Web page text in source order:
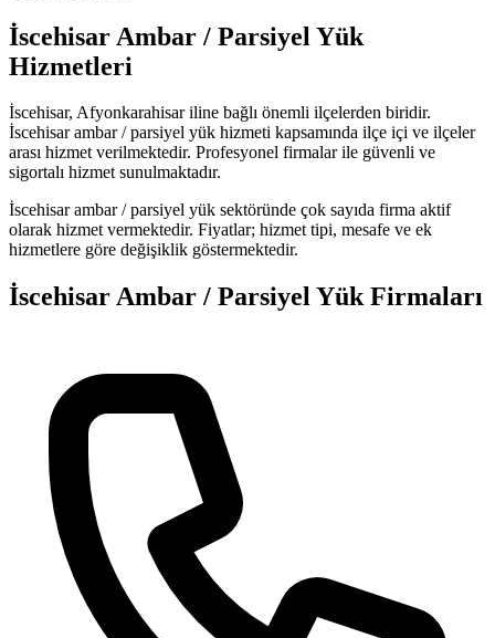
İscehisar Ambar / Parsiyel Yük
Hizmetleri
İscehisar, Afyonkarahisariline bağlı önemli ilçelerden biridir.
İscehisar ambar / parsiyel yük hizmeti kapsamında ilçe içi ve ilçeler
arası hizmet verilmektedir. Profesyonel firmalar ile güvenli ve
sigortalı hizmet sunulmaktadır.
İscehisar ambar / parsiyel yük sektöründe çok sayıda firma aktif
olarak hizmet vermektedir. Fiyatlar; hizmet tipi, mesafe ve ek
hizmetlere göre değişiklik göstermektedir.
İscehisarAmbar / Parsiyel YükFirmaları